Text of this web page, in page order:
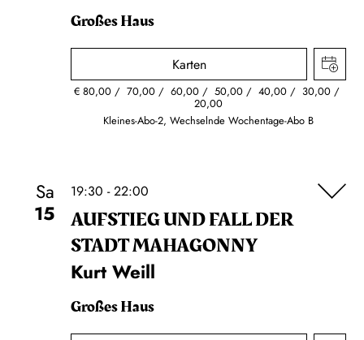
Großes Haus
Karten
€80,00 70,00 60,00 50,00 40,00 30,00
20,00
Kleines-Abo-2, Wechselnde Wochentage-Abo B
Sa
15
19:30 - 22:00
AUFSTIEG UND FALL DER
STADT MAHAGONNY
Kurt Weill
Großes Haus